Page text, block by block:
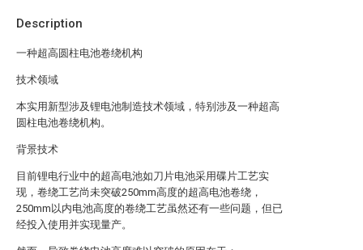
Description
一种超高圆柱电池卷绕机构
技术领域
本实用新型涉及锂电池制造技术领域，特别涉及一种超高
圆柱电池卷绕机构。
背景技术
目前锂电行业中的超高电池如刀片电池采用碟片工艺实
现，卷绕工艺尚未突破250mm高度的超高电池卷绕，
250mm以内电池高度的卷绕工艺虽然还有一些问题，但已
经投入使用并实现量产。